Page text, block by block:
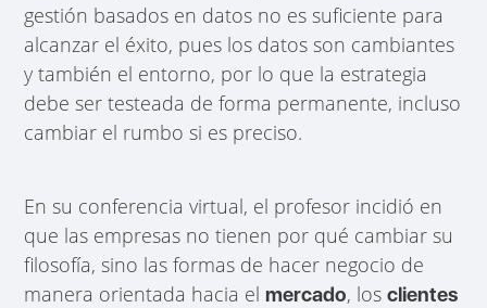
gestión basados en datos no es suficiente para
alcanzar el éxito, pues los datos son cambiantes
y también el entorno, por lo que la estrategia
debe ser testeada de forma permanente, incluso
cambiar el rumbo si es preciso.
En su conferencia virtual, el profesor incidió en
que las empresas no tienen por qué cambiar su
filosofía, sino las formas de hacer negocio de
manera orientada hacia elmercado, losclientes